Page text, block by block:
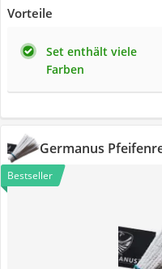
Vorteile
Set enthält viele
Farben
Germanus
Bestseller